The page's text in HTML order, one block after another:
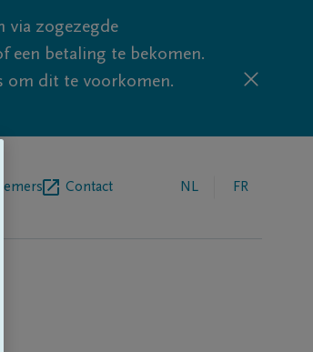
via zogezegde
een betaling te bekomen.
om dit te voorkomen.
Contact NL FR